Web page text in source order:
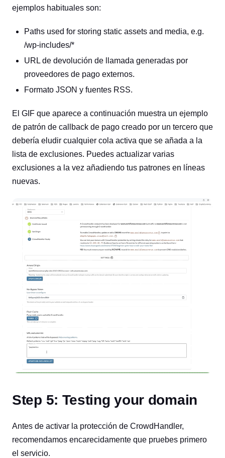
ejemplos habituales son:
Paths used for storing static assets and media, e.g.
/wp-includes/*
URL de devolución de llamada generadas por
proveedores de pago externos.
Formato JSON y fuentes RSS.
El GIF que aparece a continuación muestra un ejemplo
de patrón de callback de pago creado por un tercero que
debería eludir cualquier cola activa que se añada a la
lista de exclusiones. Puedes actualizar varias
exclusiones a la vez añadiendo tus patrones en líneas
nuevas.
Step 5: Testing your domain
Antes de activar la protección de CrowdHandler,
recomendamos encarecidamente que pruebes primero
el servicio.